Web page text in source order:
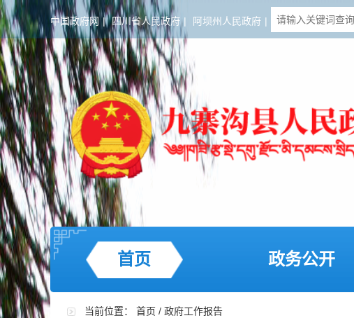
中国政府网 | 四川省人民政府 | 阿坝州人民政府 |
首页 政务公开
当前位置： 首页 / 政府工作报告